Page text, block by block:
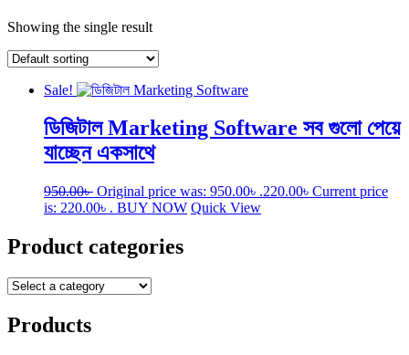
Showing the single result
Sale!
ডিজিটাল Marketing Software সব গুলো পেয়ে
যাচ্ছেন একসাথে
950.00৳ Original price was: 950.00৳ .220.00৳ Current price
is: 220.00৳ . BUY NOW Quick View
Product categories
Products